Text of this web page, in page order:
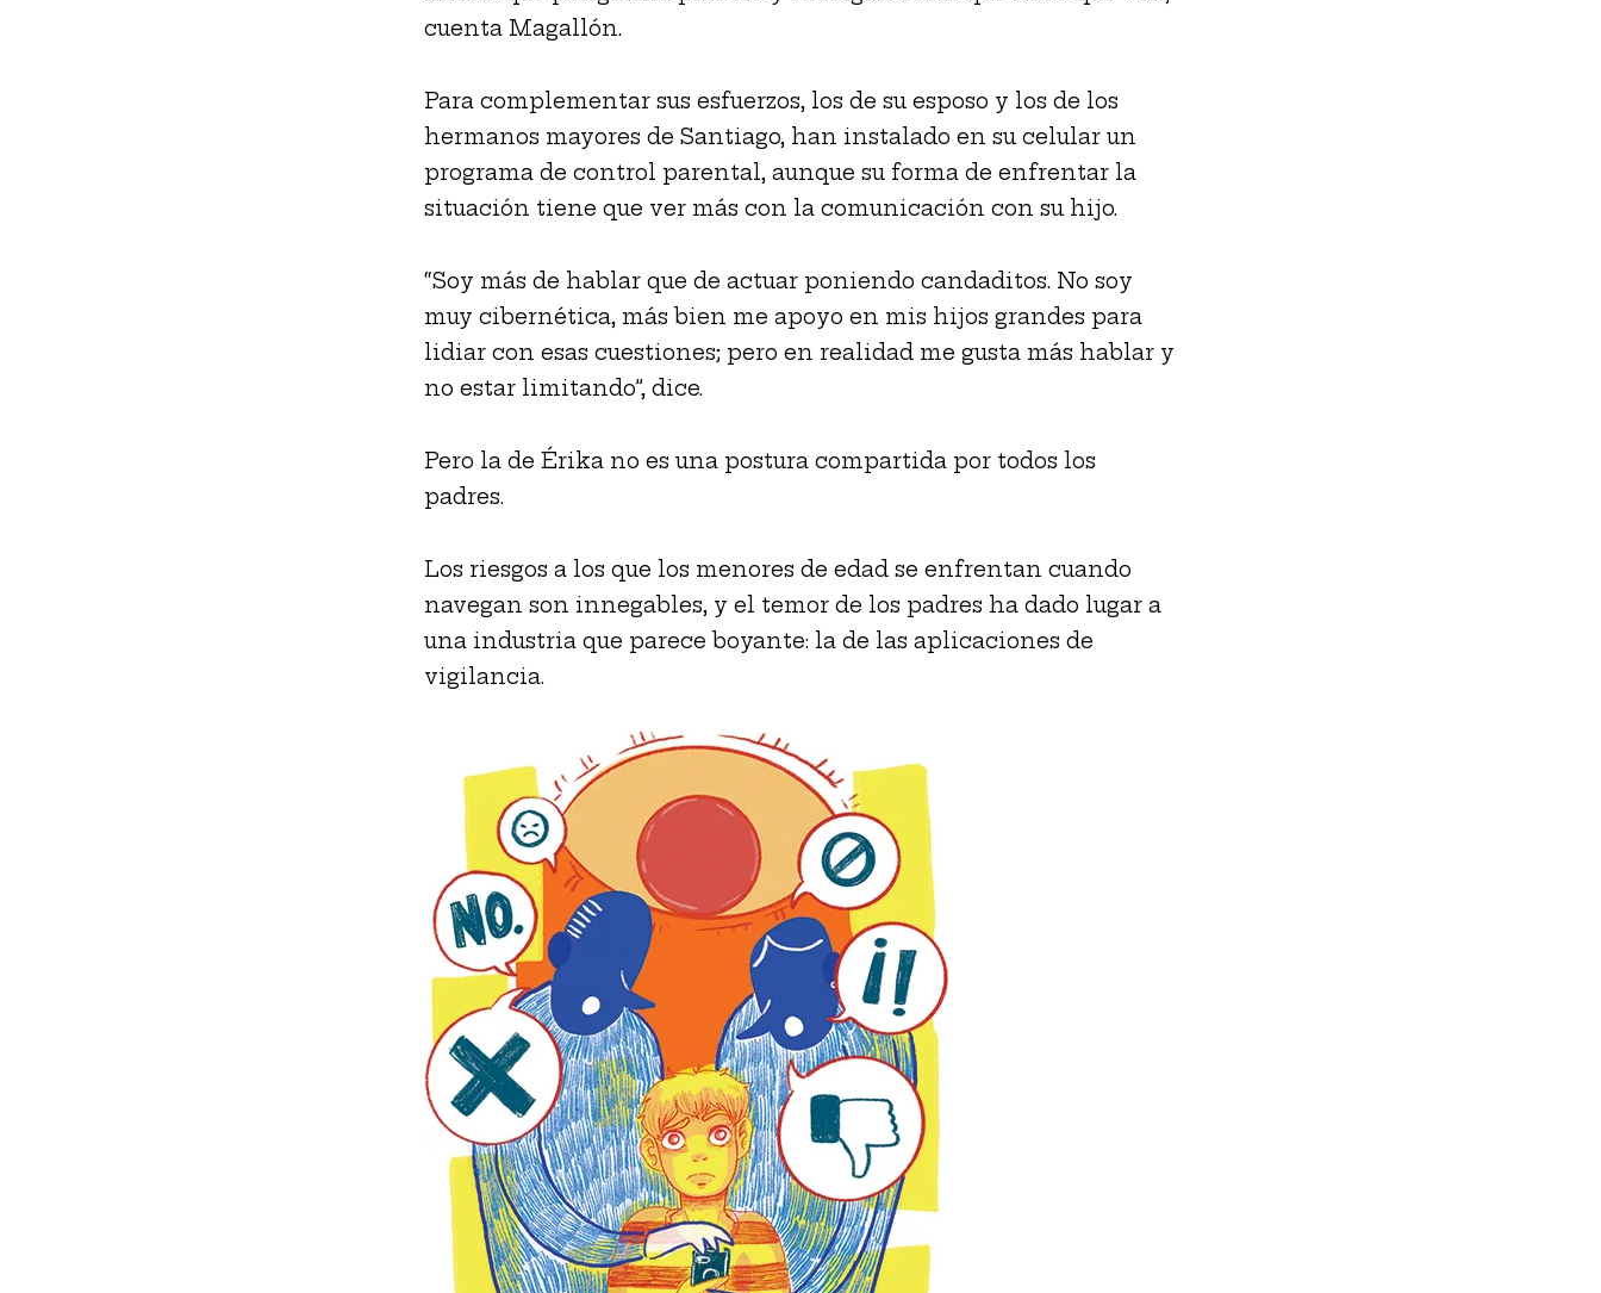
cuenta Magallón.
Para complementar sus esfuerzos, los de su esposo y los de los
hermanos mayores de Santiago, han instalado en su celular un
programa de control parental, aunque su forma de enfrentar la
situación tiene que ver más con la comunicación con su hijo.
“Soy más de hablar que de actuar poniendo candaditos. No soy
muy cibernética, más bien me apoyo en mis hijos grandes para
lidiar con esas cuestiones; pero en realidad me gusta más hablar y
no estar limitando”, dice.
Pero la de Érika no es una postura compartida por todos los
padres.
Los riesgos a los que los menores de edad se enfrentan cuando
navegan son innegables, y el temor de los padres ha dado lugar a
una industria que parece boyante: la de las aplicaciones de
vigilancia.